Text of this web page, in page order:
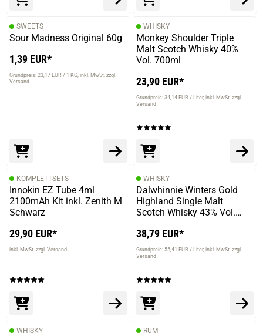
Die Bewertung erfolgte ohne Abgabe eines Kommentars
04.06.2024 — via
Trustedshops.de
Das Produkt war flüßig, hatte schöne Farbe, hat genau
die Wirkung erzielt, die ich erwartet hatte.
06.05.2024 — viaTrustedshops.de
Jörg S.
verifizierter Onlinekauf.
12.03.2024 — via
Trustedshops.de
verifizierter Onlinekauf.
SWEETS
Sour Madness Original 60g
1,39 EUR*
Grundpreis: 23,17 EUR / 1 KG inkl. MwSt. zzgl.
Versand
WHISKY
Monkey Shoulder Triple
Malt Scotch Whisky 40%
Vol. 700ml
23,90 EUR*
Grundpreis: 34,14 EUR / Liter inkl. MwSt. zzgl.
Versand
KOMPLETTSETS
Innokin EZ Tube 4ml
2100mAh Kit inkl. Zenith M
Schwarz
29,90 EUR*
inkl. MwSt. zzgl. Versand
WHISKY
Dalwhinnie Winters Gold
Highland Single Malt
Scotch Whisky 43% Vol.
38,79 EUR*
Grundpreis: 55,41 EUR / Liter inkl. MwSt. zzgl.
Versand
WHISKY RUM